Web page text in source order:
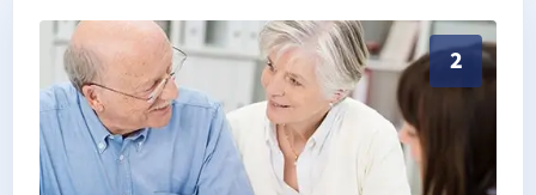
2
Exaktes Aufmaß in Mochau (Landkreis Wittenberg)